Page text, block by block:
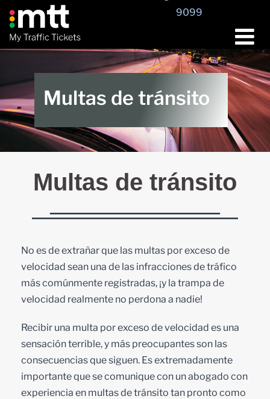
9099
Multas de tránsito
Multas de tránsito
No es de extrañar que las multas por exceso de
velocidad sean una de las infracciones de tráfico
más comúnmente registradas, ¡y la trampa de
velocidad realmente no perdona a nadie!
Recibir una multa por exceso de velocidad es una
sensación terrible, y más preocupantes son las
consecuencias que siguen. Es extremadamente
importante que se comunique con un abogado con
experiencia en multas de tránsito tan pronto como